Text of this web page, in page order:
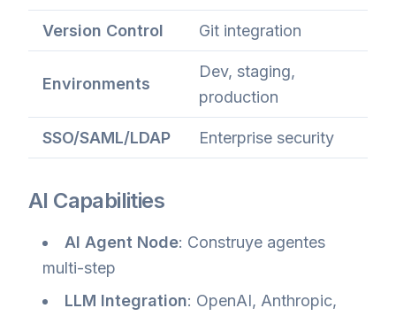
Version Control Git integration
Environments
Dev, staging,
production
SSO/SAML/LDAP Enterprise security
AI Capabilities
AI Agent Node: Construye agentes
multi-step
LLM Integration: OpenAI, Anthropic,